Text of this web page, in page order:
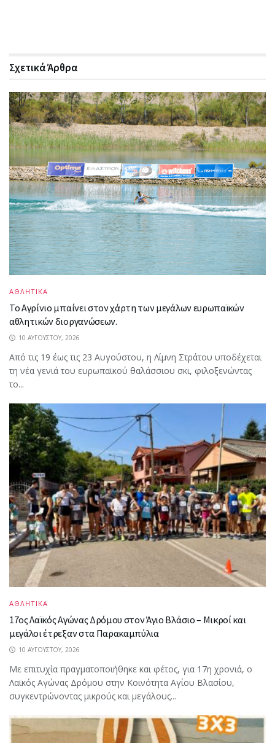
ΣχετικάΆρθρα
ΑΘΛΗΤΙΚΑ
Το Αγρίνιο μπαίνει στον χάρτη των μεγάλων ευρωπαϊκών
αθλητικών διοργανώσεων.
10 ΑΥΓΟΎΣΤΟΥ, 2026
Από τις 19 έως τις 23 Αυγούστου, η Λίμνη Στράτου υποδέχεται
τη νέα γενιά του ευρωπαϊκού θαλάσσιου σκι, φιλοξενώντας
το...
ΑΘΛΗΤΙΚΑ
17ος Λαϊκός Αγώνας Δρόμου στον Άγιο Βλάσιο – Μικροί και
μεγάλοι έτρεξαν στα Παρακαμπύλια
10 ΑΥΓΟΎΣΤΟΥ, 2026
Με επιτυχία πραγματοποιήθηκε και φέτος, για 17η χρονιά, ο
Λαϊκός Αγώνας Δρόμου στην Κοινότητα Αγίου Βλασίου,
συγκεντρώνοντας μικρούς και μεγάλους...